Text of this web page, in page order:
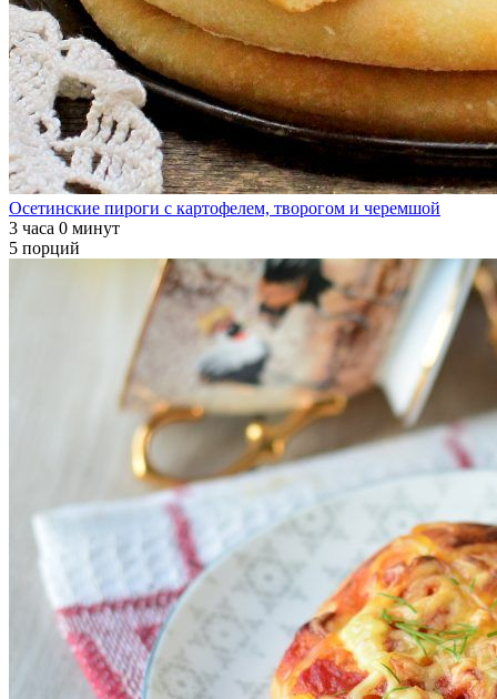
Осетинские пироги с картофелем, творогом и черемшой
3 часа 0 минут
5 порций